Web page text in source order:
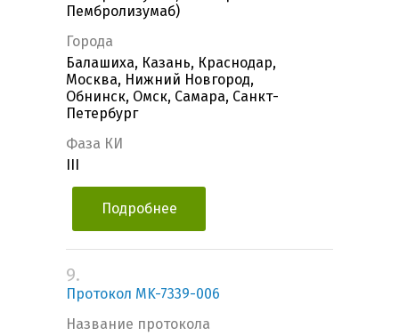
Пембролизумаб)
Города
Балашиха, Казань, Краснодар,
Москва, Нижний Новгород,
Обнинск, Омск, Самара, Санкт-
Петербург
Фаза КИ
Подробнее
9.
Протокол MK-7339-006
Название протокола